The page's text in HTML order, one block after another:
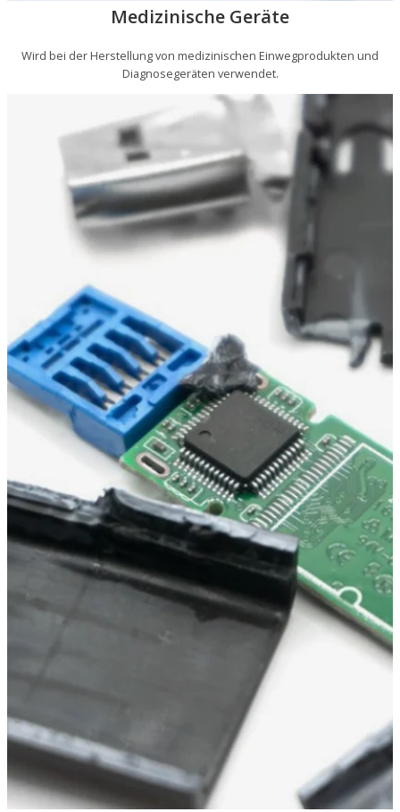
Medizinische Geräte
Wird bei der Herstellung von medizinischen Einwegprodukten und
Diagnosegeräten verwendet.